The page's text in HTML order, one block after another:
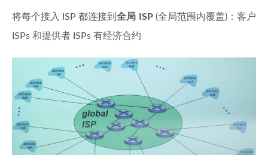
将每个接入 ISP 都连接到全局 ISP(全局范围内覆盖)：客户
ISPs 和提供者 ISPs 有经济合约